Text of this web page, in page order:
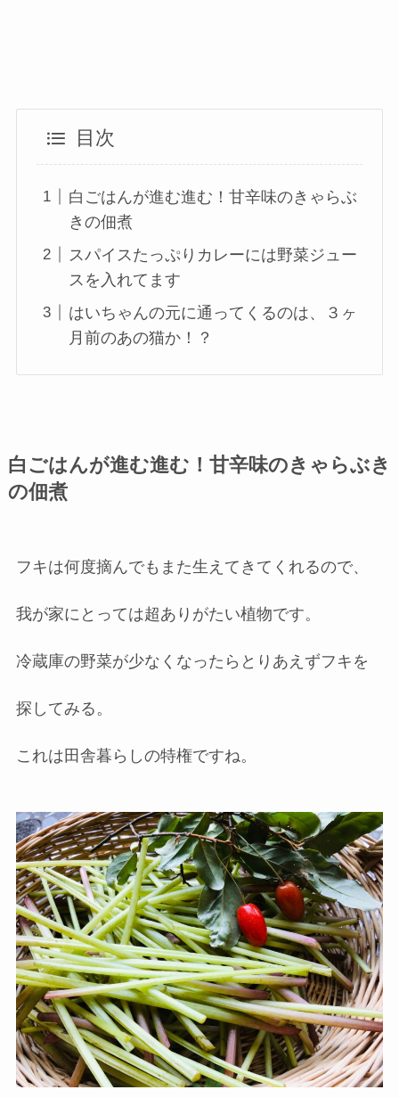
目次
白ごはんが進む進む！甘辛味のきゃらぶ
きの佃煮
スパイスたっぷりカレーには野菜ジュー
スを入れてます
はいちゃんの元に通ってくるのは、３ヶ
月前のあの猫か！？
白ごはんが進む進む！甘辛味のきゃらぶき
の佃煮
フキは何度摘んでもまた生えてきてくれるので、
我が家にとっては超ありがたい植物です。
冷蔵庫の野菜が少なくなったらとりあえずフキを
探してみる。
これは田舎暮らしの特権ですね。